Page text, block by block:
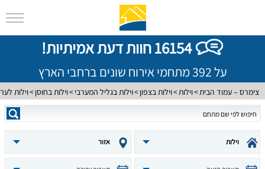
16154 חוות דעת אמיתיות!
על 392 מתחמי אירוח שונים ברחבי הארץ
צימרס – עמוד הבית וילות וילות בצפון וילות בגליל המערבי וילות בחוסן וילות
וילות אזור